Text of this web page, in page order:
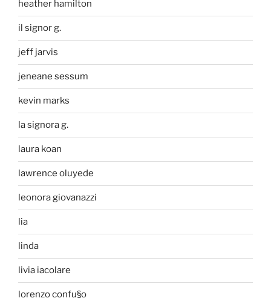
heather hamilton
il signor g.
jeff jarvis
jeneane sessum
kevin marks
la signora g.
laura koan
lawrence oluyede
leonora giovanazzi
lia
linda
livia iacolare
lorenzo confu§o